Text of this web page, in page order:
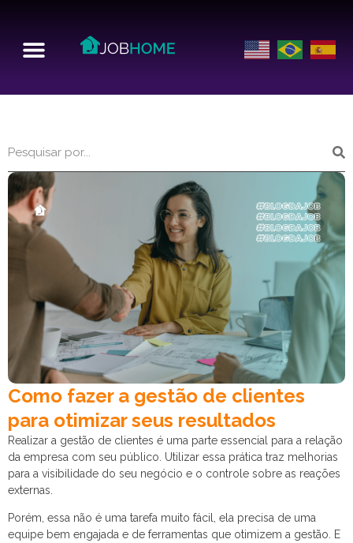
Como fazer a gestão de clientes
para otimizar seus resultados
Realizar a gestão de clientes é uma parte essencial para a relação
da empresa com seu público. Utilizar essa prática traz melhorias
para a visibilidade do seu negócio e o controle sobre as reações
externas.
Porém, essa não é uma tarefa muito fácil, ela precisa de uma
equipe bem engajada e de ferramentas que otimizem a gestão. E